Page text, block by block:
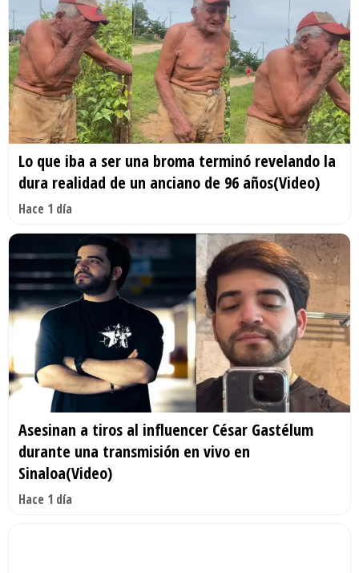
Lo que iba a ser una broma terminó revelando la
dura realidad de un anciano de 96 años(Video)
Hace 1 día
Asesinan a tiros al influencer César Gastélum
durante una transmisión en vivo en
Sinaloa(Video)
Hace 1 día